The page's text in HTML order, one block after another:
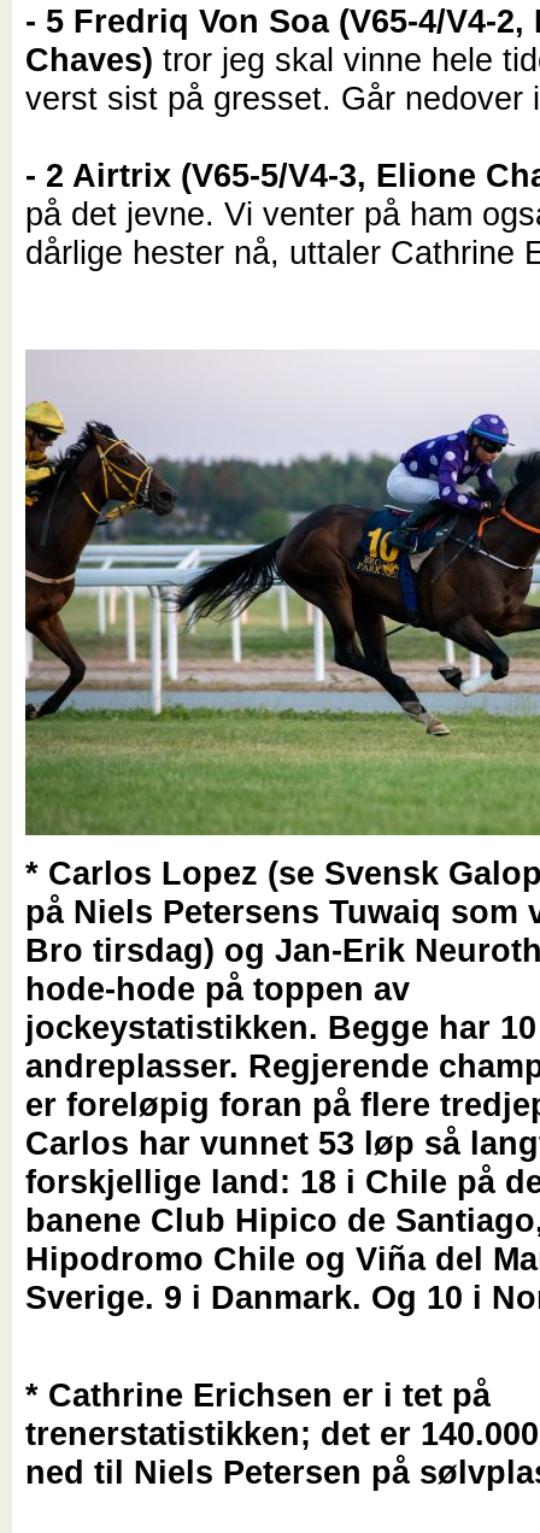
- 5 Fredriq Von Soa (V65-4/V4-2,
Chaves) tror jeg skal vinne hele
verst sist på gresset. Går nedover
- 2 Airtrix (V65-5/V4-3, Elione
på det jevne. Vi venter på ham
dårlige hester nå, uttaler Cathrine
* Carlos Lopez (se Svensk
på Niels Petersens Tuwaiq som
Bro tirsdag) og Jan-Erik
hode-hode på toppen av
jockeystatistikken. Begge har
andreplasser. Regjerende
er foreløpig foran på flere
Carlos har vunnet 53 løp så
forskjellige land: 18 i Chile på
banene Club Hipico de
Hipodromo Chile og Viña del
Sverige. 9 i Danmark. Og 10 i
* Cathrine Erichsen er i tet på
trenerstatistikken; det er
ned til Niels Petersen på